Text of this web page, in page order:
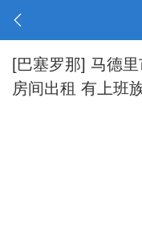
[巴塞罗那] 马德
房间出租 有上班